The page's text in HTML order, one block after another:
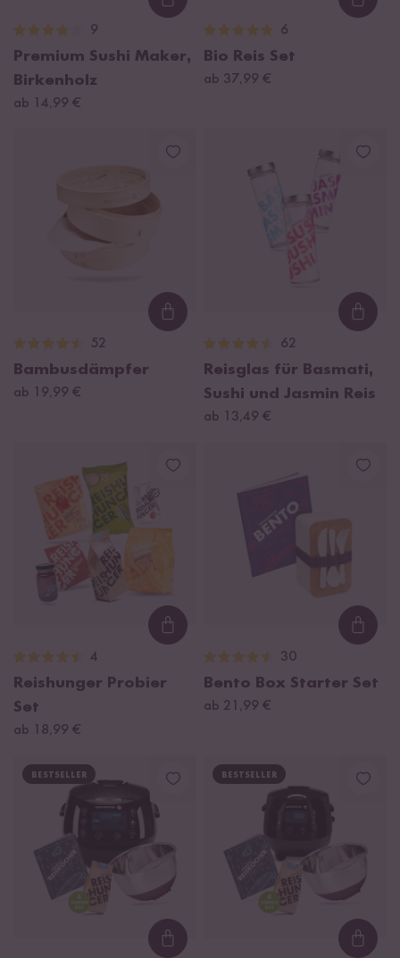
Loading...
9
Premium Sushi Maker,
Birkenholz
ab 14,99 €
6
Bio Reis Set
ab 37,99 €
Loading...
52
Bambusdämpfer
ab 19,99 €
62
Reisglas für Basmati,
Sushi und Jasmin Reis
ab 13,49 €
Loading...
4
Reishunger Probier
Set
ab 18,99 €
30
Bento Box Starter Set
ab 21,99 €
BESTSELLER
Loading...
BESTSELLER